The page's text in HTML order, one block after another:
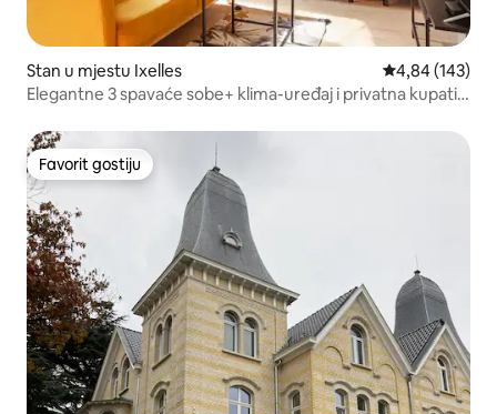
Stan u mjestu Ixelles Prosječna
4,84 (143)
Elegantne 3 spavaće sobe+ klima-uređaj i privatna kupatila
Favorit gostiju
Favorit gostiju